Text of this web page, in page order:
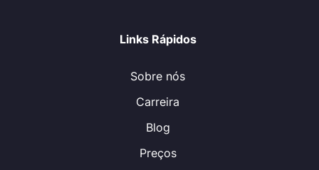
Links Rápidos
Sobre nós
Carreira
Blog
Preços